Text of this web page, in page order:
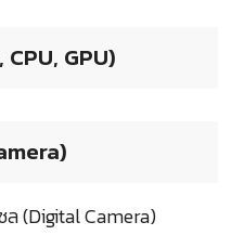
GPU)
(Digital Camera)